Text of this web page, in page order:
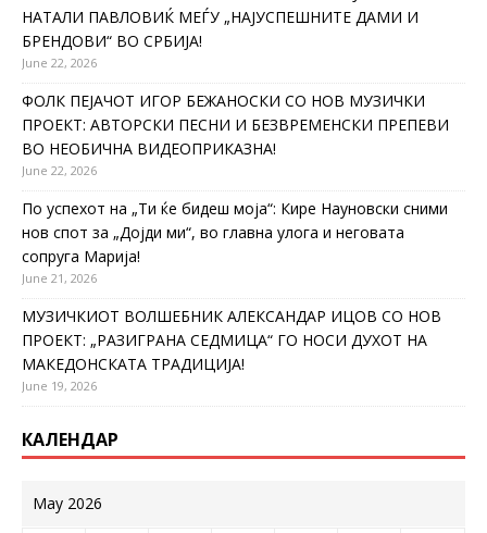
НАТАЛИ ПАВЛОВИЌ МЕЃУ „НАЈУСПЕШНИТЕ ДАМИ И
БРЕНДОВИ“ ВО СРБИЈА!
June 22, 2026
ФОЛК ПЕЈАЧОТ ИГОР БЕЖАНОСКИ СО НОВ МУЗИЧКИ
ПРОЕКТ: АВТОРСКИ ПЕСНИ И БЕЗВРЕМЕНСКИ ПРЕПЕВИ
ВО НЕОБИЧНА ВИДЕОПРИКАЗНА!
June 22, 2026
По успехот на „Ти ќе бидеш моја“: Кире Науновски сними
нов спот за „Дојди ми“, во главна улога и неговата
сопруга Марија!
June 21, 2026
МУЗИЧКИОТ ВОЛШЕБНИК АЛЕКСАНДАР ИЦОВ СО НОВ
ПРОЕКТ: „РАЗИГРАНА СЕДМИЦА“ ГО НОСИ ДУХОТ НА
МАКЕДОНСКАТА ТРАДИЦИЈА!
June 19, 2026
КАЛЕНДАР
May 2026